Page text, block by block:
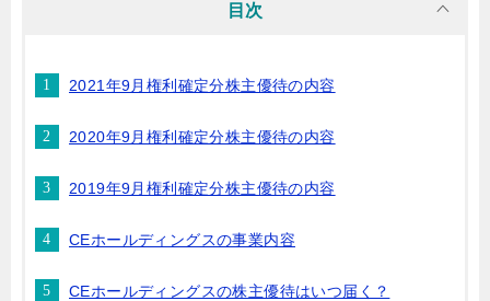
目次
2021年9月権利確定分株主優待の内容
2020年9月権利確定分株主優待の内容
2019年9月権利確定分株主優待の内容
CEホールディングスの事業内容
CEホールディングスの株主優待はいつ届く？